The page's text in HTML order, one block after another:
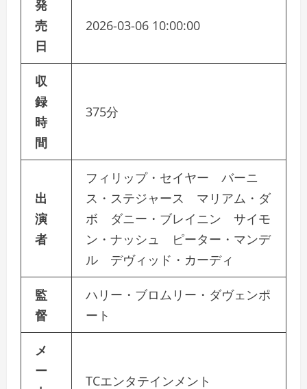
発
売
日
2026-03-06 10:00:00
収
録
時
間
375分
出
演
者
フィリップ・セイヤー バーニ
ス・ステジャース マリアム・ダ
ボ ダニー・ブレイニン サイモ
ン・ナッシュ ピーター・マンデ
ル デヴィッド・カーディ
監
督
ハリー・ブロムリー・ダヴェンポ
ート
メ
ー
TCエンタテインメント